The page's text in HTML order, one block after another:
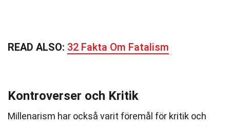
READ ALSO: 32 Fakta Om Fatalism
Kontroverser och Kritik
Millenarism har också varit föremål för kritik och